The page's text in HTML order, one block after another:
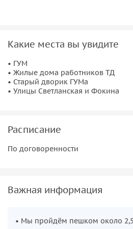
старые дворы
первый универмаг России и чем
столетий. Познакомимся с
архитектурой и легендами о
архитектурное наследие.
Какие места вы увидите
• ГУМ
• Жилые дома работников ТД
• Старый дворик ГУМа
• Улицы Светланская и Фокина
Расписание
По договоренности
Важная информация
• Мы пройдём пешком около